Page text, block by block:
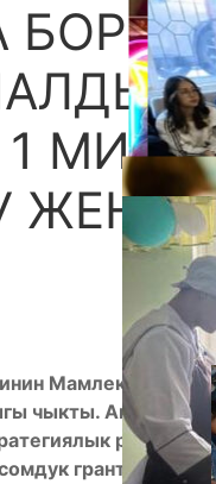
1
Мамлекеттик
чыкты. Анын
ресурсу»
грантка ээ